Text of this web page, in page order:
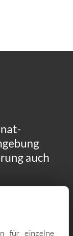
auch
06112
06126
für einzelne